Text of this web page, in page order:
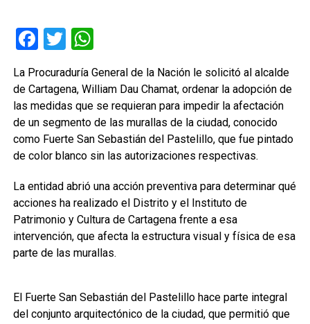
Facebook
TwitterWhatsApp
La Procuraduría General de la Nación le solicitó al alcalde
de Cartagena, William Dau Chamat, ordenar la adopción de
las medidas que se requieran para impedir la afectación
de un segmento de las murallas de la ciudad, conocido
como Fuerte San Sebastián del Pastelillo, que fue pintado
de color blanco sin las autorizaciones respectivas.
La entidad abrió una acción preventiva para determinar qué
acciones ha realizado el Distrito y el Instituto de
Patrimonio y Cultura de Cartagena frente a esa
intervención, que afecta la estructura visual y física de esa
parte de las murallas.
El Fuerte San Sebastián del Pastelillo hace parte integral
del conjunto arquitectónico de la ciudad, que permitió que